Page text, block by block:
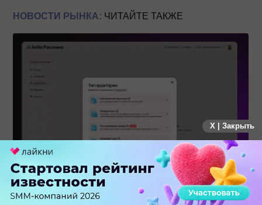
НОВОСТИ РЫНКА: ЧИТАЙТЕ ТАКЖЕ
Авито Реклама запустила таргетинг по ключевым словам
X | Закрыть